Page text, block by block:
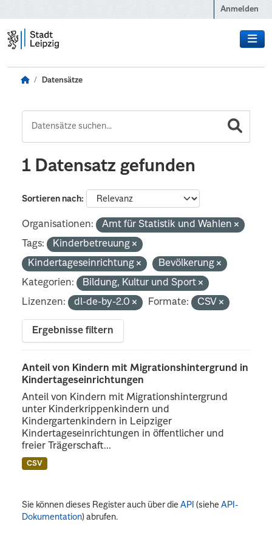
Anmelden
Datensätze
1 Datensatz gefunden
Sortieren nach
Organisationen:
Amt für Statistik und Wahlen
Tags:
Kinderbetreuung
Kindertageseinrichtung
Bevölkerung
Kategorien:
Bildung, Kultur und Sport
Lizenzen:
dl-de-by-2.0 Formate: CSV
Ergebnisse filtern
Anteil von Kindern mit Migrationshintergrund in
Kindertageseinrichtungen
Anteil von Kindern mit Migrationshintergrund
unter Kinderkrippenkindern und
Kindergartenkindern in Leipziger
Kindertageseinrichtungen in öffentlicher und
freier Trägerschaft...
CSV
Sie können dieses Register auch über dieAPI (sieheAPI-
Dokumentation) abrufen.